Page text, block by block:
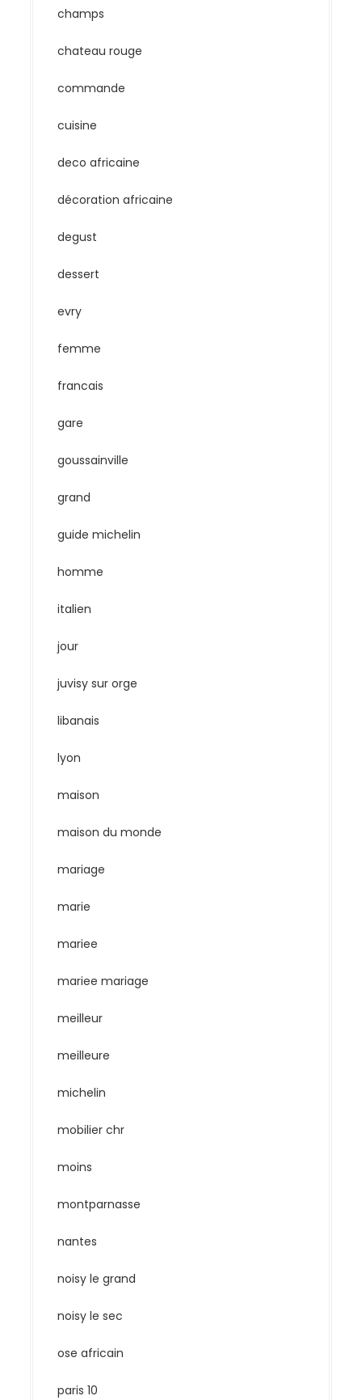
champs
chateau rouge
commande
cuisine
deco africaine
décoration africaine
degust
dessert
evry
femme
francais
gare
goussainville
grand
guide michelin
homme
italien
jour
juvisy sur orge
libanais
lyon
maison
maison du monde
mariage
marie
mariee
mariee mariage
meilleur
meilleure
michelin
mobilier chr
moins
montparnasse
nantes
noisy le grand
noisy le sec
ose africain
paris 10